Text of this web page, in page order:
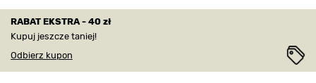
RABAT EKSTRA - 40 zł
Kupuj jeszcze taniej!
Odbierz kupon